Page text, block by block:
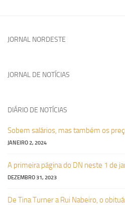
JORNAL NORDESTE
JORNAL DE NOTÍCIAS
DIÁRIO DE NOTÍCIAS
Sobem salários, mas também os
JANEIRO 2, 2024
A primeira página do DN neste 1 de
DEZEMBRO 31, 2023
De Tina Turner a Rui Nabeiro, o